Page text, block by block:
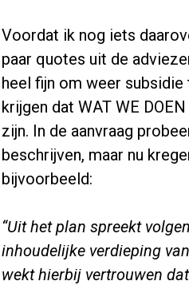
Voordat ik nog iets
paar quotes uit de
heel fijn om weer
krijgen dat WAT WE
zijn. In de aanvraag
beschrijven, maar nu
bijvoorbeeld:
“Uit het plan spreekt
inhoudelijke verdieping
wekt hierbij vertrouwen